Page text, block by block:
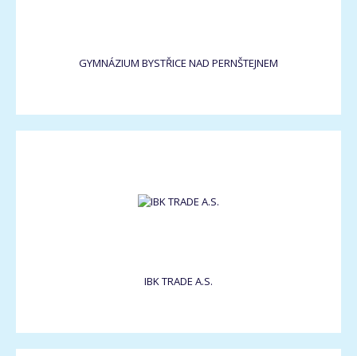
GYMNÁZIUM BYSTŘICE NAD PERNŠTEJNEM
IBK TRADE A.S.